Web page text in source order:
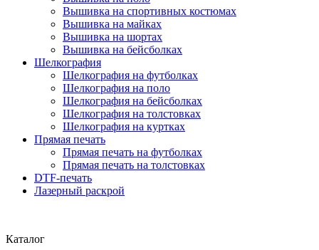
Вышивка на спортивных костюмах
Вышивка на майках
Вышивка на шортах
Вышивка на бейсболках
Шелкография
Шелкография на футболках
Шелкография на поло
Шелкография на бейсболках
Шелкография на толстовках
Шелкография на куртках
Прямая печать
Прямая печать на футболках
Прямая печать на толстовках
DTF-печать
Лазерный раскрой
Каталог